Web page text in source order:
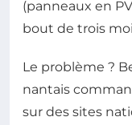
(panneaux en
bout de trois
Le problème ?
nantais
sur des sites